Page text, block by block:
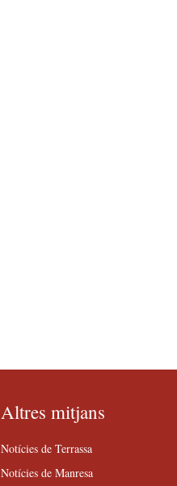
Altres mitjans
Notícies de Terrassa
Notícies de Manresa